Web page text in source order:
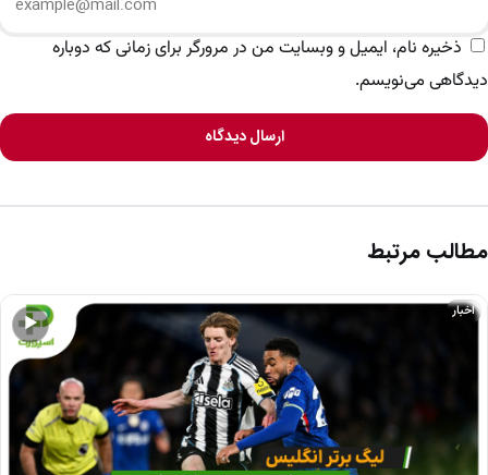
ذخیره نام، ایمیل و وبسایت من در مرورگر برای زمانی که دوباره
دیدگاهی می‌نویسم.
ارسال دیدگاه
مطالب مرتبط
▶
اخبار